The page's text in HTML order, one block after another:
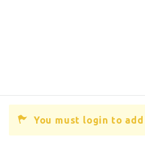
You must login to add